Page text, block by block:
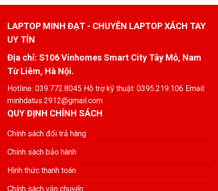
LAPTOP MINH ĐẠT - CHUYÊN LAPTOP XÁCH TAY
UY TÍN
Địa chỉ: S106 Vinhomes Smart City Tây Mỗ, Nam
Từ Liêm, Hà Nội.
Hotline: 039.772.8045 Hỗ trợ kỹ thuật: 0395.219.106 Email:
minhdatus.2912@gmail.com
QUY ĐỊNH CHÍNH SÁCH
Chính sách đổi trả hàng
Chính sách bảo hành
Hình thức thanh toán
Chính sách vận chuyển